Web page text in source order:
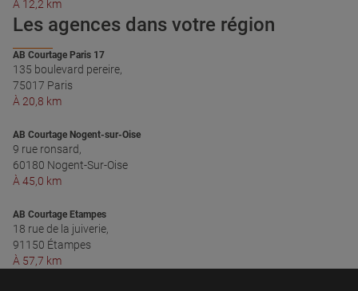
À 12,2 km
Les agences dans votre région
AB Courtage Paris 17
135 boulevard pereire,
75017 Paris
À 20,8 km
AB Courtage Nogent-sur-Oise
9 rue ronsard,
60180 Nogent-Sur-Oise
À 45,0 km
AB Courtage Etampes
18 rue de la juiverie,
91150 Étampes
À 57,7 km